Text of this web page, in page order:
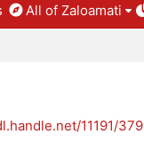
All of Zaloamati
11191/379